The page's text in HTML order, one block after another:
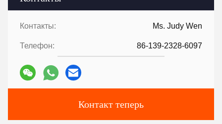
Контакты: Ms. Judy Wen
Телефон: 86-139-2328-6097
Контакт теперь